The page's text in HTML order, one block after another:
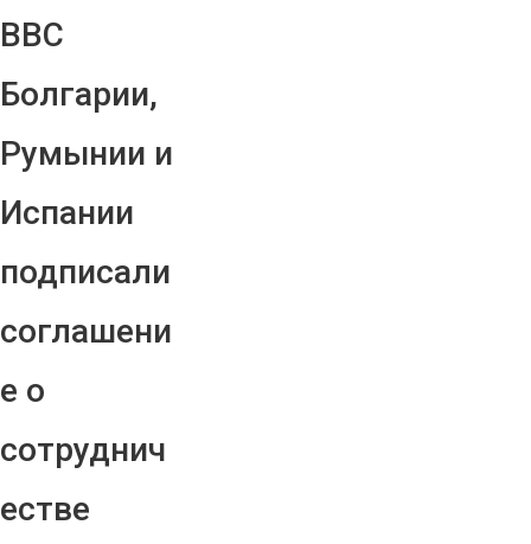
ВВС
Болгарии,
Румынии и
Испании
подписали
соглашени
е о
сотруднич
естве